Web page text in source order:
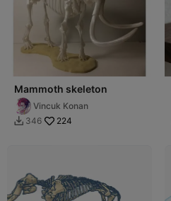
Mammoth skeleton
Vincuk Konan
 346 224